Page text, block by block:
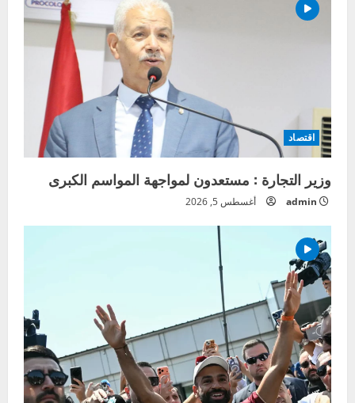
اقتصاد
وزير التجارة : مستعدون لمواجهة المواسم الكبرى
admin أغسطس 5, 2026